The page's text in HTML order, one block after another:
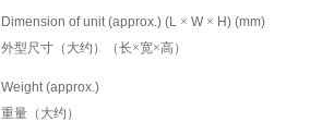
Dimension of unit (approx.) (L × W × H) (mm)
外型尺寸（大约）（长×宽×高）
Weight (approx.)
重量（大约）